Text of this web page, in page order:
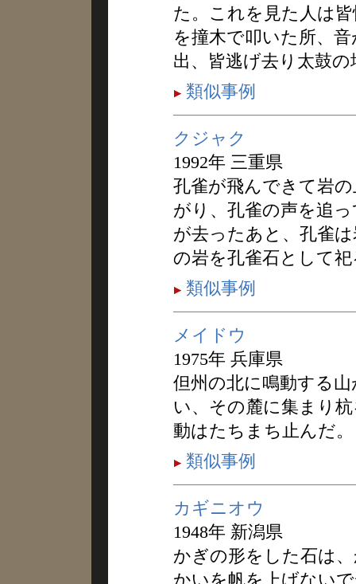
た。これを見た人は
を撞木で叩いた所、
出、皆逃げ去り太鼓
類似事例
クジャク
1992年 三重県
孔雀が飛んできて岩
がり、孔雀の声を追
が去ったあと、孔雀
の岩を孔雀石として
類似事例
メイドウ
1975年 兵庫県
但州の北に鳴動する
い、その麓に集まり
動はたちまち止んだ。
類似事例
カギニオウ
1948年 新潟県
かぎの形をした石は
かいを帆を上げない